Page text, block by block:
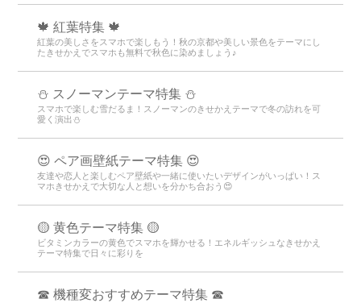
🍁 紅葉特集 🍁
紅葉の美しさをスマホで楽しもう！秋の京都や美しい景色をテーマにし
たきせかえでスマホも無料で秋色に染めましょう♪
⛄ スノーマンテーマ特集 ⛄
スマホで楽しむ雪だるま！スノーマンのきせかえテーマで冬の訪れを可
愛く演出⛄
😍 ペア画壁紙テーマ特集 😍
友達や恋人と楽しむペア壁紙や一緒に使いたいデザインがいっぱい！ス
マホきせかえで大切な人と想いを分かち合おう😍
🟡 黄色テーマ特集 🟡
ビタミンカラーの黄色でスマホを輝かせる！エネルギッシュなきせかえ
テーマ特集で日々に彩りを
☎ 機種変おすすめテーマ特集 ☎